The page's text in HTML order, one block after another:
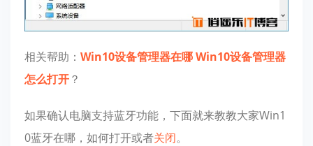
相关帮助： Win10设备管理器在哪 Win10设备管理器
怎么打开？
如果确认电脑支持蓝牙功能，下面就来教教大家Win1
0蓝牙在哪，如何打开或者关闭。